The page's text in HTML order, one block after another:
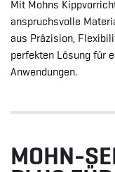
Mit Mohns
anspruchsvolle
aus Präzision,
perfekten Lösung für
Anwendungen.
MOHN-